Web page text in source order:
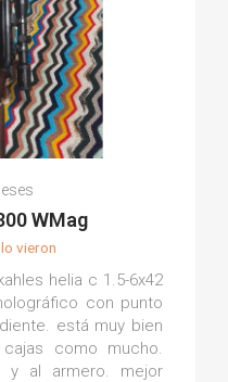
WMag
vieron
helia c 1.5-6x42
con punto
está muy bien
como mucho.
y al armero. mejor